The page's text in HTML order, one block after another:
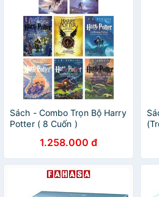
Sách - Combo Trọn Bộ Harry
Potter ( 8 Cuốn )
1.258.000 đ